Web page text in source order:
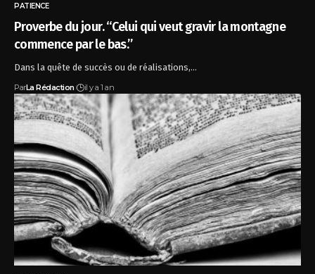
PATIENCE
Proverbe du jour. “Celui qui veut gravir la montagne
commence par le bas.”
Dans la quête de succès ou de réalisations,…
ParLa Rédaction il y a 1 an